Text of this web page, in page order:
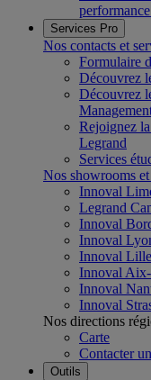
Services Pro
Nos contacts et
Formulaire
Découvrez
Découvrez
Rejoignez
Legrand
Services
Nos showrooms
Innoval
Legrand
Innoval
Innoval
Innoval Lille
Innoval
Innoval
Innoval
Nos directions
Carte
Contacter
Outils